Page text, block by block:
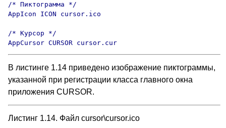
/* Пиктограмма */
AppIcon ICON cursor.ico
/* Курсор */
AppCursor CURSOR cursor.cur
В листинге 1.14 приведено изображение пиктограммы,
указанной при регистрации класса главного окна
приложения CURSOR.
Листинг 1.14. Файл cursor\cursor.ico